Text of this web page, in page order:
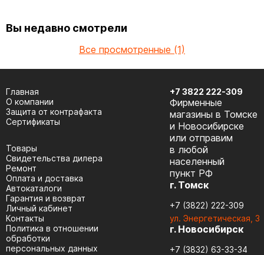
Вы недавно смотрели
Все просмотренные (1)
Главная
О компании
Защита от контрафакта
Сертификаты
Товары
Cвидетельства дилера
Ремонт
Оплата и доставка
Автокаталоги
Гарантия и возврат
Личный кабинет
Контакты
Политика в отношении
обработки
персональных данных
+7 3822 222-309
Фирменные
магазины в Томске
и Новосибирске
или отправим
в любой
населенный
пункт РФ
г. Томск
+7 (3822) 222-309
ул. Энергетическая, 3
г. Новосибирск
+7 (3832) 63-33-34